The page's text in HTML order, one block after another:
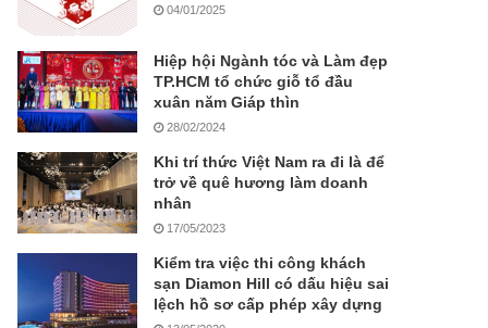
04/01/2025
Hiệp hội Ngành tóc và Làm đẹp
TP.HCM tổ chức giỗ tổ đầu
xuân năm Giáp thìn
28/02/2024
Khi trí thức Việt Nam ra đi là để
trở về quê hương làm doanh
nhân
17/05/2023
Kiểm tra việc thi công khách
sạn Diamon Hill có dấu hiệu sai
lệch hồ sơ cấp phép xây dựng